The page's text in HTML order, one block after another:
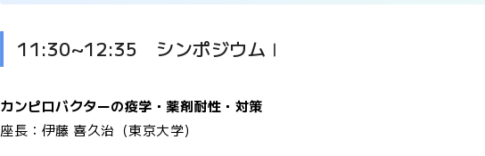
11:30~12:35 シンポジウムⅠ
カンピロバクターの疫学・薬剤耐性・対策
座長：伊藤 喜久治（東京大学）